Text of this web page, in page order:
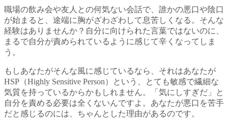
HSP・HSE
新着記事
職場の飲み会や友人との何気ない会話で、誰かの悪口や陰口
が始まると、途端に胸がざわざわして息苦しくなる。そんな
経験はありませんか？自分に向けられた言葉ではないのに、
まるで自分が責められているように感じて辛くなってしま
う。
もしあなたがそんな風に感じているなら、それはあなたが
HSP（Highly Sensitive Person）という、とても敏感で繊細な
気質を持っているからかもしれません。「気にしすぎだ」と
自分を責める必要は全くないんですよ。あなたが悪口を苦手
だと感じるのには、ちゃんとした理由があるのです。